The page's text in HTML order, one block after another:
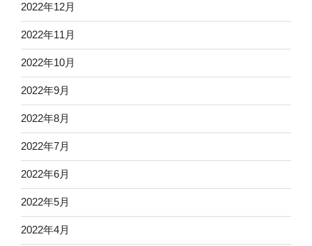
2022年12月
2022年11月
2022年10月
2022年9月
2022年8月
2022年7月
2022年6月
2022年5月
2022年4月